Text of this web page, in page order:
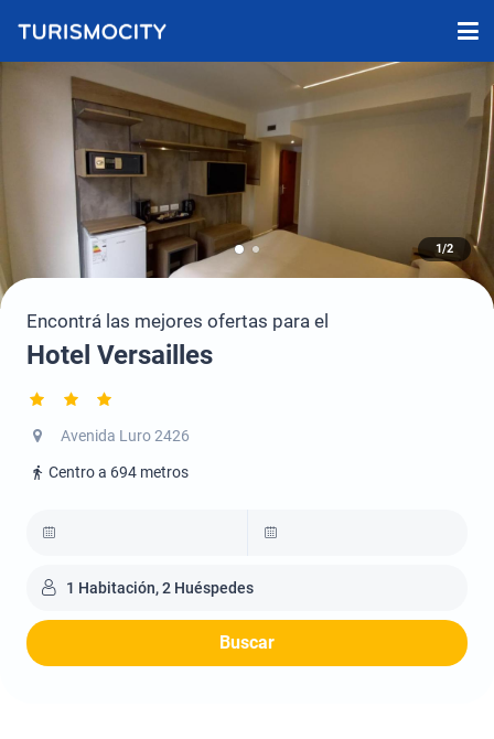
1/2
Encontrá las mejores ofertas para el
Hotel Versailles
Avenida Luro 2426
Centro a 694 metros
1 Habitación, 2 Huéspedes
Buscar